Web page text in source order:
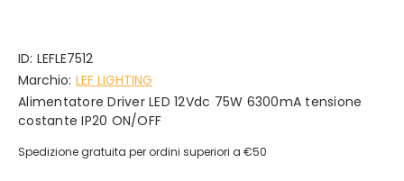
ID: LEFLE7512
Marchio: LEF LIGHTING
Alimentatore Driver LED 12Vdc 75W 6300mA tensione
costante IP20 ON/OFF
Spedizione gratuita per ordini superiori a €50